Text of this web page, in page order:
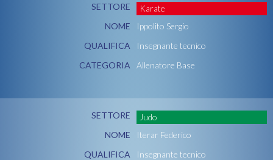
SETTORE
Karate
NOME
Ippolito Sergio
QUALIFICA
Insegnante tecnico
CATEGORIA
Allenatore Base
SETTORE
Judo
NOME
Iterar Federico
QUALIFICA
Insegnante tecnico